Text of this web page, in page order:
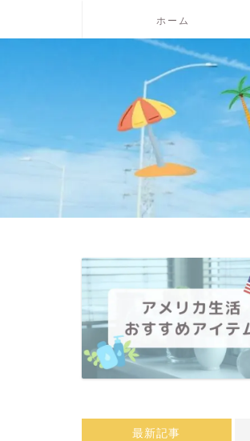
ホーム
最新記事